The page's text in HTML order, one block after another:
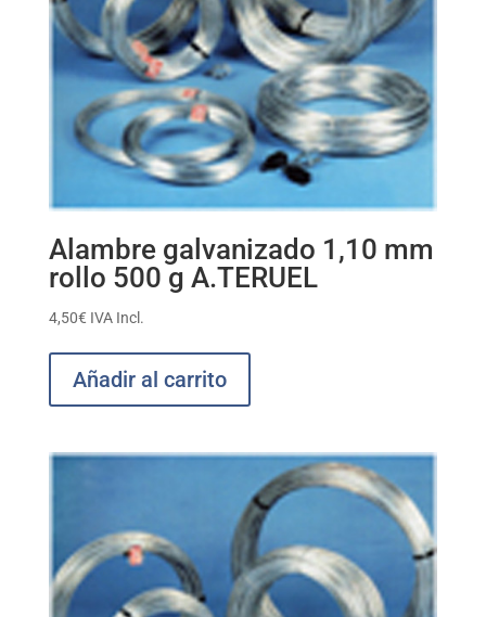
Alambre galvanizado 1,10 mm
rollo 500 g A.TERUEL
4,50€ IVA Incl.
Añadir al carrito